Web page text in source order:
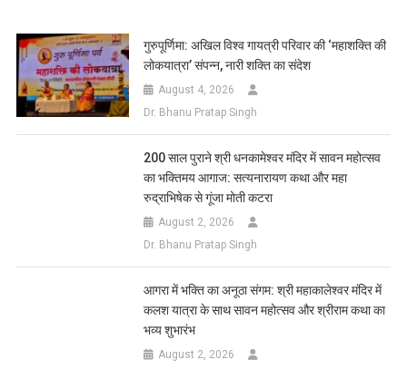
List
गुरुपूर्णिमा: अखिल विश्व गायत्री परिवार की ‘महाशक्ति की
लोकयात्रा’ संपन्न, नारी शक्ति का संदेश
August 4, 2026
Dr. Bhanu Pratap Singh
200 साल पुराने श्री धनकामेश्वर मंदिर में सावन महोत्सव
का भक्तिमय आगाज: सत्यनारायण कथा और महा
रुद्राभिषेक से गूंजा मोती कटरा
August 2, 2026
Dr. Bhanu Pratap Singh
आगरा में भक्ति का अनूठा संगम: श्री महाकालेश्वर मंदिर में
कलश यात्रा के साथ सावन महोत्सव और श्रीराम कथा का
भव्य शुभारंभ
August 2, 2026